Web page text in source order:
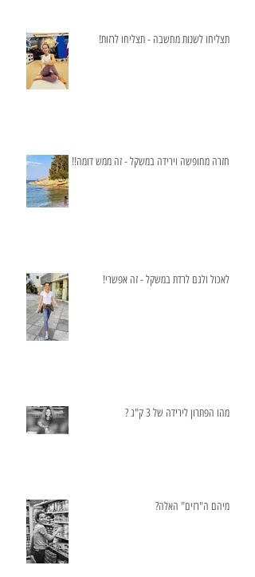
תצליחו לשנות מחשבה - תצליחו לרזות!
חזרה מחופשה וירידה במשקל - זה ממש דומה!!
לאכול ולגם לרדת במשקל - זה אפשרי!
מהו הפתרון לירידה של 3 ק"ג ?
מיהם ה"רזים" האלה?